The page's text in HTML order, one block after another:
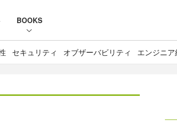
BOOKS
セキュリティ オブザーバビリティ エンジニ